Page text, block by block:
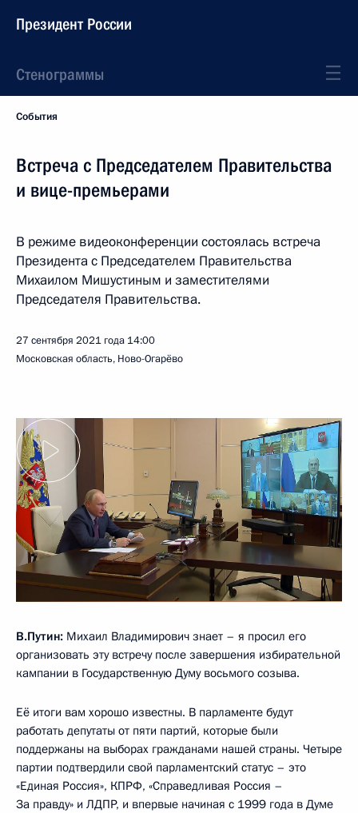
Президент России
Стенограммы
События
Встреча с Председателем Правительства
и вице-премьерами
В режиме видеоконференции состоялась встреча
Президента с Председателем Правительства
Михаилом Мишустиным и заместителями
Председателя Правительства.
27 сентября 2021 года 14:00
Московская область, Ново-Огарёво
В.Путин: Михаил Владимирович знает – я просил его
организовать эту встречу после завершения избирательной
кампании в Государственную Думу восьмого созыва.
Её итоги вам хорошо известны. В парламенте будут
работать депутаты от пяти партий, которые были
поддержаны на выборах гражданами нашей страны. Четыре
партии подтвердили свой парламентский статус – это
«Единая Россия», КПРФ, «Справедливая Россия –
За правду» и ЛДПР, и впервые начиная с 1999 года в Думе